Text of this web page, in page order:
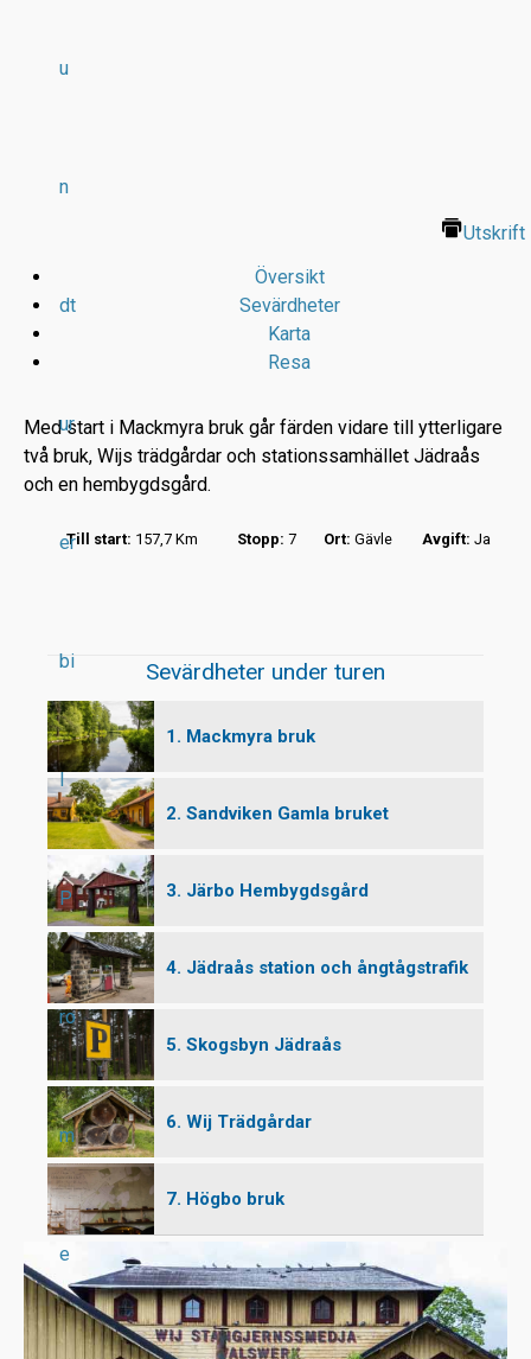
u
n
dt
ur
er
bi
l
P
ro
m
e
Utskrift
Översikt
Sevärdheter
Karta
Resa
Med start i Mackmyra bruk går färden vidare till ytterligare
två bruk, Wijs trädgårdar och stationssamhället Jädraås
och en hembygdsgård.
Till start: 157,7 Km Stopp: 7 Ort: Gävle Avgift: Ja
Sevärdheter under turen
1. Mackmyra bruk
2. Sandviken Gamla bruket
3. Järbo Hembygdsgård
4. Jädraås station och ångtågstrafik
5. Skogsbyn Jädraås
6. Wij Trädgårdar
7. Högbo bruk